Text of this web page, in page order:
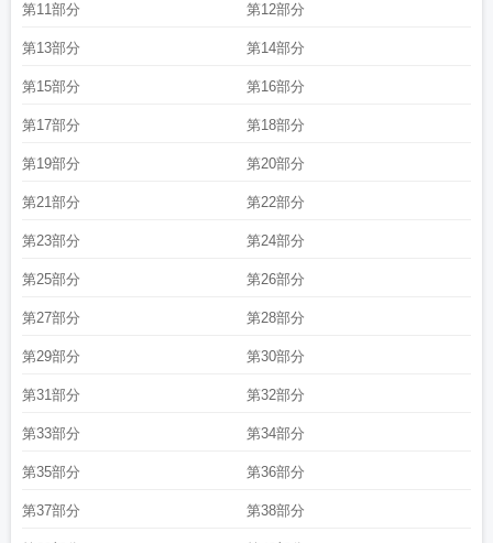
第11部分 第12部分
第13部分 第14部分
第15部分 第16部分
第17部分 第18部分
第19部分 第20部分
第21部分 第22部分
第23部分 第24部分
第25部分 第26部分
第27部分 第28部分
第29部分 第30部分
第31部分 第32部分
第33部分 第34部分
第35部分 第36部分
第37部分 第38部分